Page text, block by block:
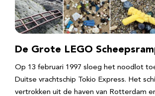
De Grote LEGO
Op 13 februari 1997 sloeg het noodlot
Duitse vrachtschip Tokio Express. Het
vertrokken uit de haven van Rotterdam